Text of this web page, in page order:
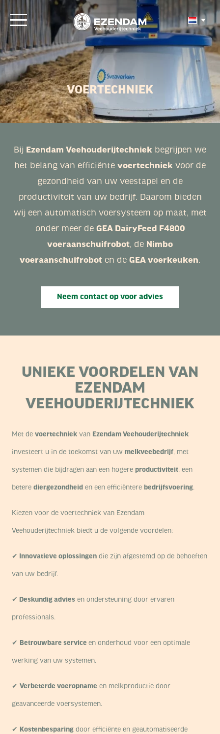
VOERTECHNIEK
Bij Ezendam Veehouderijtechniek begrijpen we
het belang van efficiënte voertechniek voor de
gezondheid van uw veestapel en de
productiviteit van uw bedrijf. Daarom bieden
wij een automatisch voersysteem op maat, met
onder meer de GEA DairyFeed F4800
voeraanschuifrobot, de Nimbo
voeraanschuifrobot en de GEA voerkeuken.
Neem contact op voor advies
UNIEKE VOORDELEN VAN
EZENDAM
VEEHOUDERIJTECHNIEK
Met de voertechniek van Ezendam Veehouderijtechniek
investeert u in de toekomst van uw melkveebedrijf, met
systemen die bijdragen aan een hogere productiviteit, een
betere diergezondheid en een efficiëntere bedrijfsvoering.
Kiezen voor de voertechniek van Ezendam
Veehouderijtechniek biedt u de volgende voordelen:
✔ Innovatieve oplossingen die zijn afgestemd op de behoeften
van uw bedrijf.
✔ Deskundig advies en ondersteuning door ervaren
professionals.
✔ Betrouwbare service en onderhoud voor een optimale
werking van uw systemen.
✔ Verbeterde voeropname en melkproductie door
geavanceerde voersystemen.
✔ Kostenbesparing door efficiënte en geautomatiseerde